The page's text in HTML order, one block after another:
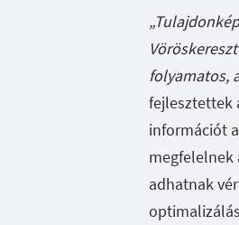
folyamatos,
fejlesztettek
információt a
megfelelnek
adhatnak